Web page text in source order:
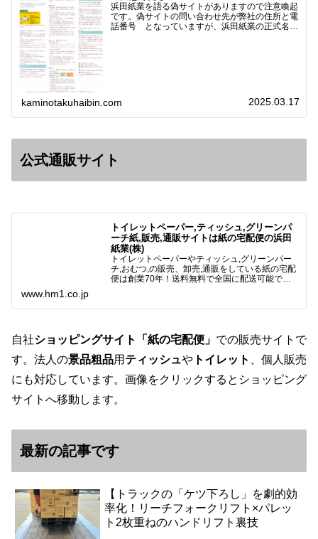
浜田紙業を語る偽サイトがありますので注意喚起
です。偽サイトの問い合わせ先が弊社の住所と電
話番号 となっていますが、浜田紙業の正式名称
kaminotakuhaibin.com 2025.03.17
公式通販サイト
トイレットペーパー,ティッシュ,グリーンパ
ーチ紙,販売,通販サイトは紙の宅配便の浜田
紙業(株)
トイレットペーパーやティッシュ,グリーンパー
チ,おむつ,の販売、卸売,通販をしている紙の宅配
便は創業70年！送料無料で全国に配送可能で
様と歩んでまいりま…
www.hm1.co.jp
自社ショッピングサイト「紙の宅配便」 での販売サイトで
す。法人の景品粗品用 ティッシュや トイレット
、個人販売
にも対応しています。画像をクリックするとショッピング
サイトへ移動します。
最新の記事です
【トラックの「ケツ下ろし」を劇的効
率化！リーチフォークリフト×パレッ
ト2枚重ねのハンドリフト裏技